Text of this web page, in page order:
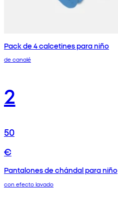
Pack de 4 calcetines para niño
de canalé
2
50
€
Pantalones de chándal para niño
con efecto lavado